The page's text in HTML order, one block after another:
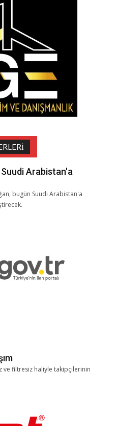
Arabistan'a
bugün Suudi Arabistan'a
ve filtresiz haliyle takipçilerinin